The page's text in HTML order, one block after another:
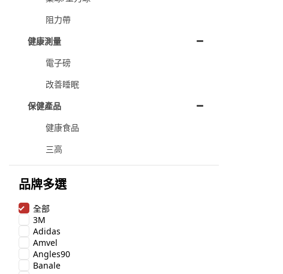
阻力帶
健康測量
電子磅
改善睡眠
保健產品
健康食品
三高
品牌多選
全部
3M
Adidas
Amvel
Angles90
Banale